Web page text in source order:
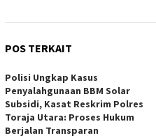
POS TERKAIT
Polisi Ungkap Kasus
Penyalahgunaan BBM Solar
Subsidi, Kasat Reskrim Polres
Toraja Utara: Proses Hukum
Berjalan Transparan